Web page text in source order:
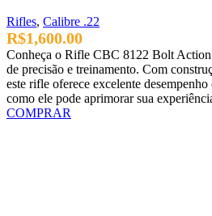
Rifles, Calibre .22
R$1,600.00
Conheça o Rifle CBC 8122 Bolt
de precisão e treinamento. Com
este rifle oferece excelente
como ele pode aprimorar sua
COMPRAR